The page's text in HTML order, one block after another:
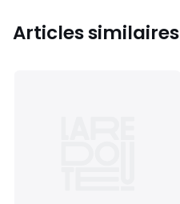
Articles similaires